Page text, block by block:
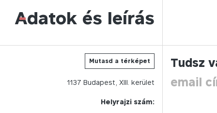
Adatok és leírás
-
Mutasd a térképet
1137 Budapest, XIII. kerület
Helyrajzi szám:
Tudsz
email